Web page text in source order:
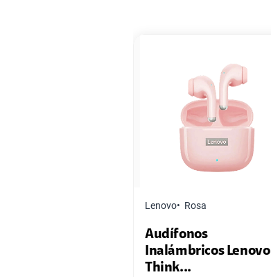
Lenovo Rosa
Audífonos
Inalámbricos Lenovo
Think...